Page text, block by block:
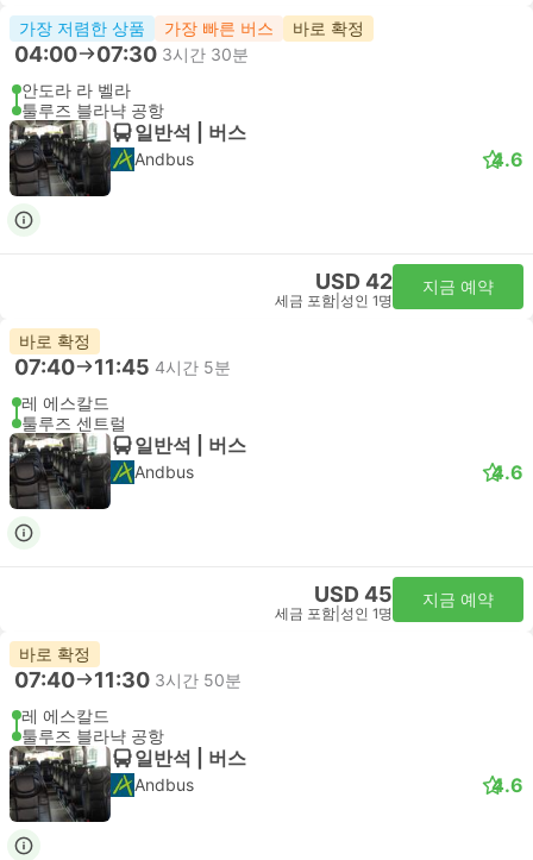
가장 저렴한 상품 가장 빠른 버스 바로 확정
04:00 07:30 3시간 30분
안도라 라 벨라
툴루즈 블라냑 공항
일반석 | 버스
Andbus 4.6
USD 42
세금 포함 성인 1명
지금 예약
바로 확정
07:40 11:45 4시간 5분
레 에스칼드
툴루즈 센트럴
일반석 | 버스
Andbus 4.6
USD 45
세금 포함 성인 1명
지금 예약
바로 확정
07:40 11:30 3시간 50분
레 에스칼드
툴루즈 블라냑 공항
일반석 | 버스
Andbus 4.6